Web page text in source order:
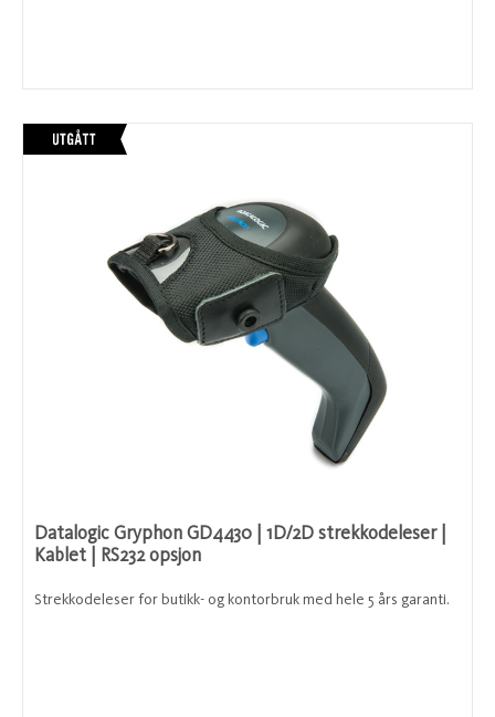
Datalogic Gryphon GD4430 | 1D/2D strekkodeleser |
Kablet | RS232 opsjon
Strekkodeleser for butikk- og kontorbruk med hele 5 års garanti.